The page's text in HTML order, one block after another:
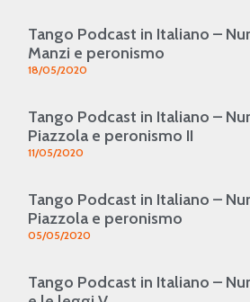
Tango Podcast in Italiano –
Manzi e peronismo
18/05/2020
Tango Podcast in Italiano –
Piazzola e peronismo II
11/05/2020
Tango Podcast in Italiano –
Piazzola e peronismo
05/05/2020
Tango Podcast in Italiano –